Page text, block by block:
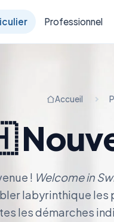
Professionnel
Accueil
! Welcome in
labyrinthique les
les démarches